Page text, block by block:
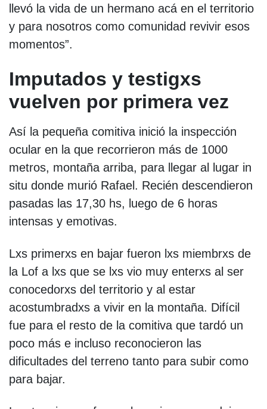
llevó la vida de un hermano acá en el territorio
y para nosotros como comunidad revivir esos
momentos”.
Imputados y testigxs
vuelven por primera vez
Así la pequeña comitiva inició la inspección
ocular en la que recorrieron más de 1000
metros, montaña arriba, para llegar al lugar in
situ donde murió Rafael. Recién descendieron
pasadas las 17,30 hs, luego de 6 horas
intensas y emotivas.
Lxs primerxs en bajar fueron lxs miembrxs de
la Lof a lxs que se lxs vio muy enterxs al ser
conocedorxs del territorio y al estar
acostumbradxs a vivir en la montaña. Difícil
fue para el resto de la comitiva que tardó un
poco más e incluso reconocieron las
dificultades del terreno tanto para subir como
para bajar.